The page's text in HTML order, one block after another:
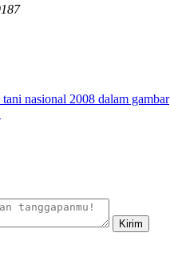
nasional 2008 dalam gambar